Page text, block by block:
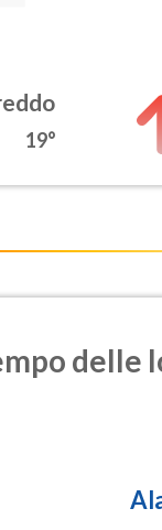
19°
delle